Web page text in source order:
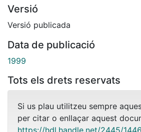
Versió
Versió publicada
Data de publicació
1999
Tots els drets reservats
Si us plau utilitzeu sempre
per citar o enllaçar aquest
https://hdl.handle.net/2445/